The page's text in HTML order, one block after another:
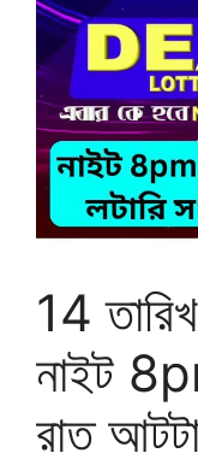
14
নাইট
রাত